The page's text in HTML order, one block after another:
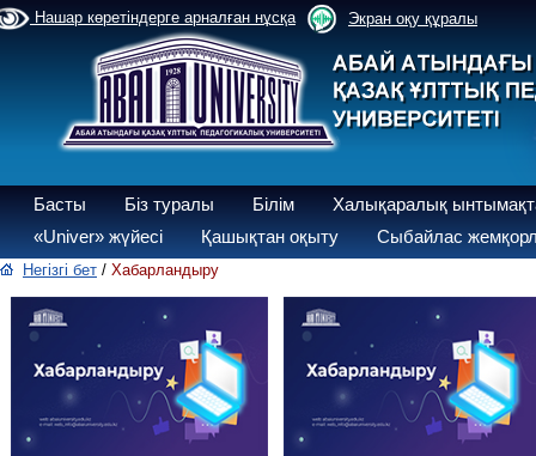
Нашар көретіндерге арналған нұсқа Экран оқу құралы
Басты Біз туралы Білім
Халықаралық
«Univer» жүйесі
Қашықтан оқыту Сыбайлас
Негізгі бет / Хабарландыру